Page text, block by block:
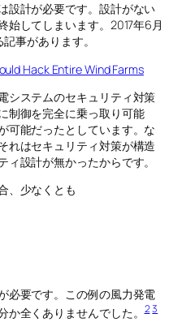
設計が必要です。設計がない
始してしまいます。2017年6月
事があります。
Hack Entire Wind Farms
システムのセキュリティ対策
制御を完全に乗っ取り可能
可能だったとしています。な
れはセキュリティ対策が構造
設計が無かったからです。
、少なくとも
必要です。この例の風力発電
か全くありませんでした。23